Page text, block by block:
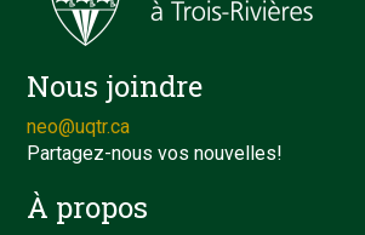
Nous joindre
neo@uqtr.ca
Partagez-nous vos nouvelles!
À propos